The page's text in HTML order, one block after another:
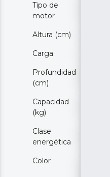
Tipo de
motor
Altura (cm)
Carga
Profundidad
(cm)
Capacidad
(kg)
Clase
energética
Color